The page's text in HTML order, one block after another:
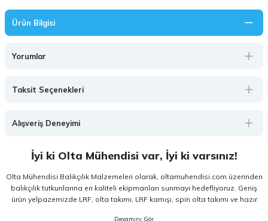
Ürün Bilgisi
Yorumlar
Taksit Seçenekleri
Alışveriş Deneyimi
İyi ki Olta Mühendisi var, İyi ki varsınız!
Olta Mühendisi Balıkçılık Malzemeleri olarak, oltamuhendisi.com üzerinden
balıkçılık tutkunlarına en kaliteli ekipmanları sunmayı hedefliyoruz. Geniş
ürün yelpazemizde LRF, olta takımı, LRF kamışı, spin olta takımı ve hazır